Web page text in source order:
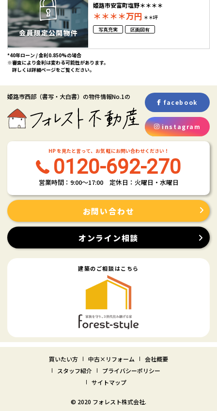
姫路市安富町塩野＊＊＊＊
＊＊＊＊万円 ＊＊坪
写真充実
区画図有
*40年ローン / 金利0.850%の場合
※審査により金利は変わる可能性があります。
詳しくは詳細ページをご覧ください。
姫路市西部 （書写・大白書） の物件情報No.1の
facebook
instagram
HP を見たと言って、お気 軽にお問い合わせください！
0120-692-270
営業時間：9:00〜17:00 定休日：火曜日・水曜日
お問い合わせ
オンライン相談
建築のご相談はこちら
買いたい方 中古×リフォーム
会社概要
スタッフ紹介
プライバシーポリシー
サイトマップ
© 2020 フォレスト株式会社.